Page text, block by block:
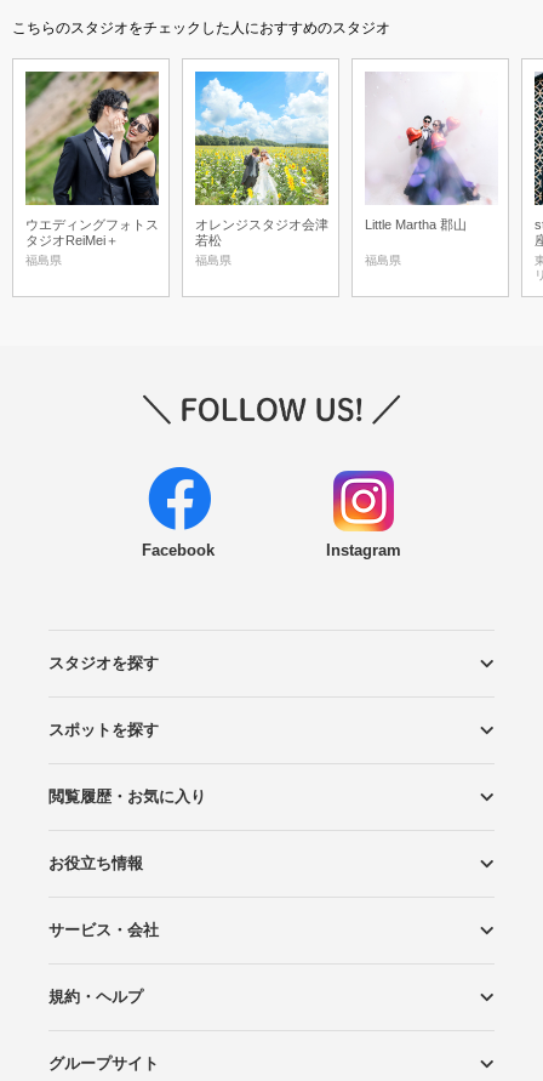
こちらのスタジオをチェックした人におすすめのスタジオ
ウエディングフォトス
タジオReiMei＋
福島県
オレンジスタジオ会津
若松
福島県
Little Martha 郡山
福島県
Facebook Instagram
スタジオを探す
エリアから探す
こだわりから探す
NEW PHOTO STYLE
プランから探す
フォトタイプ診断
フォトグラファーから探す
国内リゾートから探す
スポットを探す
ロケーションから探す
スタジオから探す
閲覧履歴・お気に入り
閲覧スタジオ
お気に入り
お役立ち情報
Wedding Photo マガジン
はじめてガイド
サービス・会社
Photoraitとは
スタジオの掲載について
お問い合わせ
運営会社
サイトマップ
規約・ヘルプ
プライバシーポリシー
利用規約
ヘルプ
グループサイト